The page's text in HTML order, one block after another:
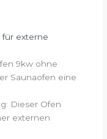
für externe
9kw ohne
Saunaofen eine
Dieser Ofen
externen